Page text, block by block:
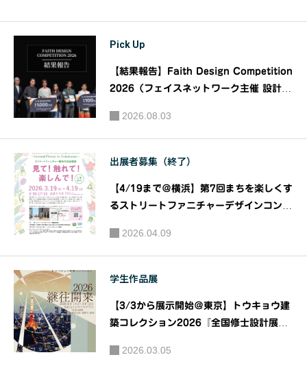
築に新た
な風を吹
き込も
う！全国
ンテスト2
025開
催！『秋
田県立大
学 高校生
建築提案
コンテス
ト2025』
｜主催：
大学
会および
作品プラ
美術館
Pick Up
【結果報告】Faith Design Competition
2026（フェイスネットワーク主催 設計デ
社フェイスネットワーク
2026.08.03
出展者募集（終了）
【4/19まで＠横浜】第7回まちを楽しくす
るストリートファニチャーデザインコンペ
hama～ ストリートファニチャー優秀作品
体験展 「見て！触れて！楽しんで！」｜
主催：ストリートファニチャーコンペ運営
2026.04.09
学生作品展
【3/3から展示開始＠東京】トウキョウ建
築コレクション2026『全国修士設計展
6 ］・企画展』｜トウキョウ建築コレクシ
2026.03.05